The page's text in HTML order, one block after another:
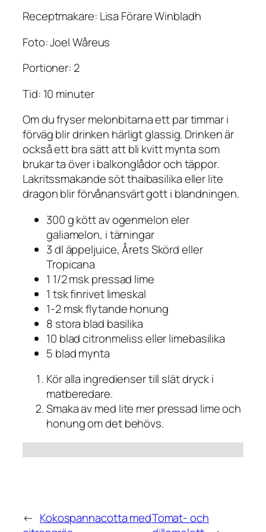
Receptmakare: Lisa Förare Winbladh
Foto: Joel Wåreus
Portioner: 2
Tid: 10 minuter
Om du fryser melonbitarna ett par timmar i
förväg blir drinken härligt glassig. Drinken är
också ett bra sätt att bli kvitt mynta som
brukar ta över i balkonglådor och täppor.
Lakritssmakande söt thaibasilika eller lite
dragon blir förvånansvärt gott i blandningen.
300 g kött av ogenmelon eler
galiamelon, i tärningar
3 dl äppeljuice, Årets Skörd eller
Tropicana
1 1/2 msk pressad lime
1 tsk finrivet limeskal
1-2 msk flytande honung
8 stora blad basilika
10 blad citronmeliss eller limebasilika
5 blad mynta
Kör alla ingredienser till slät dryck i
matberedare.
Smaka av med lite mer pressad lime och
honung om det behövs.
← Kokospannacotta medTomat- och